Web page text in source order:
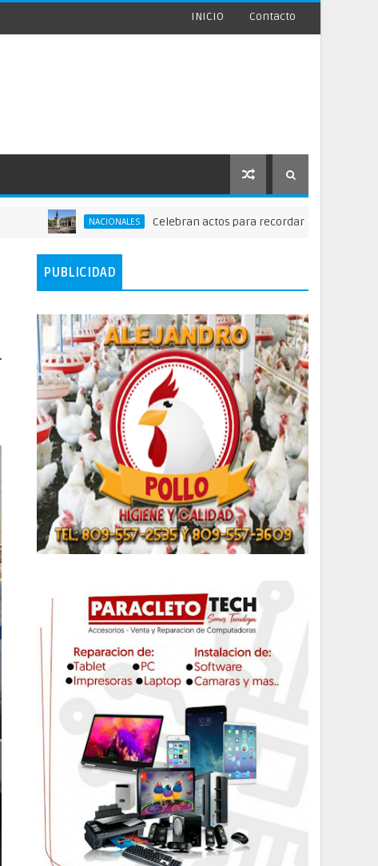
INICIO Contacto
NACIONALES Celebran actos para recordar la fundación de Santo
PUBLICIDAD